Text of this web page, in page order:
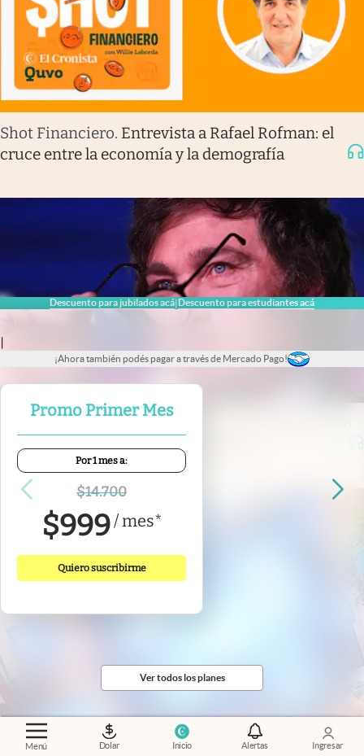
Menú Dolar Inicio Alertas Ingresar
Descuento para jubilados acá|Descuento para estudiantes acá
|
¡Ahora también podés pagar a través de Mercado Pago!
Promo Primer Mes
Por 1 mes a:
$14.700
$999/mes*
Quiero suscribirme
Ver todos los planes
Shot Financiero. Entrevista a Rafael Rofman: el
cruce entre la economía y la demografía
influye la política en las inversiones